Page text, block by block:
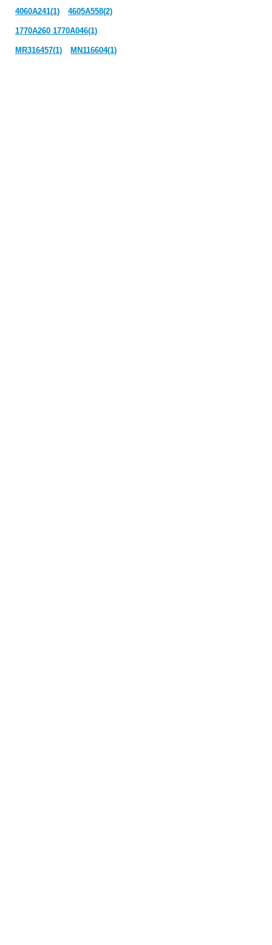
4060A241(1) 4605A558(2)
1770A260 1770A046(1)
MR316457(1) MN116604(1)